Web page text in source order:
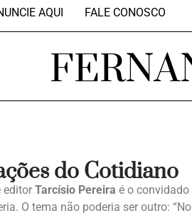
AQUI FALE CONOSCO
do Cotidiano
editor Tarcísio Pereira é o convidado
O tema não poderia ser outro: